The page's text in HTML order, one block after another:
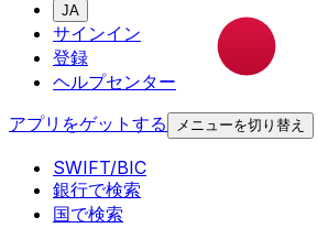
JA
サインイン
登録
ヘルプセンター
アプリをゲットする
メニューを切り替え
SWIFT/BIC
銀行で検索
国で検索